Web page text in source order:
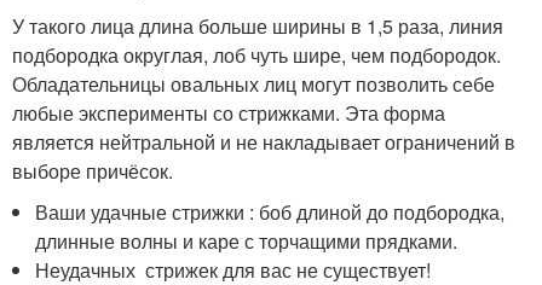
У такого лица длина больше ширины в 1,5 раза, линия
подбородка округлая, лоб чуть шире, чем подбородок.
Обладательницы овальных лиц могут позволить себе
любые эксперименты со стрижками. Эта форма
является нейтральной и не накладывает ограничений в
выборе причёсок.
Ваши удачные стрижки : боб длиной до подбородка,
длинные волны и каре с торчащими прядками.
Неудачных стрижек для вас не существует!